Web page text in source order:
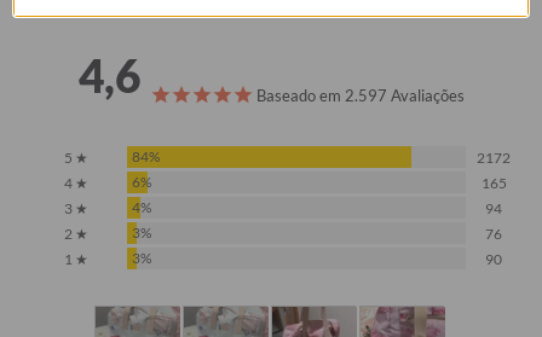
4,6 Baseado em 2.597 Avaliações
5 ★ 84%
2172
4 ★
6%
165
3 ★
4%
94
2 ★
3%
76
1 ★
3% 90